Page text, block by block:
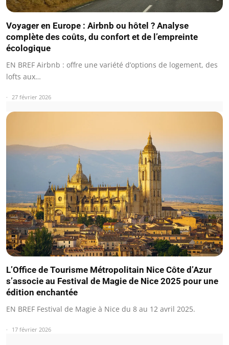
Voyager en Europe : Airbnb ou hôtel ? Analyse
complète des coûts, du confort et de l’empreinte
écologique
EN BREF Airbnb : offre une variété d’options de logement, des
lofts aux…
27 février 2026
L’Office de Tourisme Métropolitain Nice Côte d’Azur
s’associe au Festival de Magie de Nice 2025 pour une
édition enchantée
EN BREF Festival de Magie à Nice du 8 au 12 avril 2025.
17 février 2026